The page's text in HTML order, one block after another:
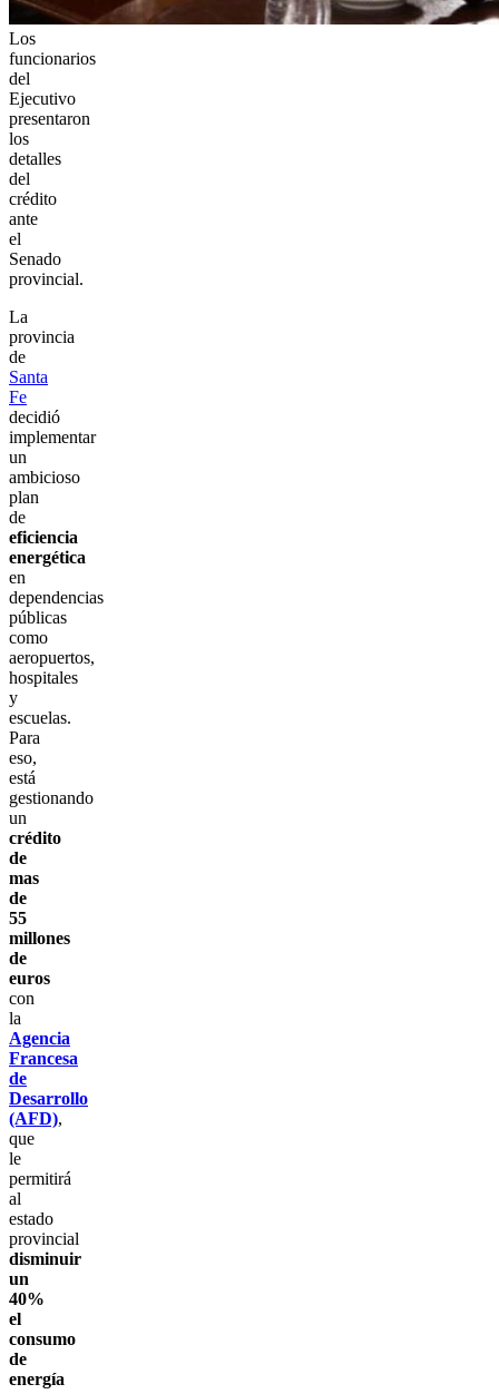
Los
funcionarios
del
Ejecutivo
presentaron
los
detalles
del
crédito
ante
el
Senado
provincial.
La
provincia
de
Santa
Fe
decidió
implementar
un
ambicioso
plan
de
eficiencia
energética
en
dependencias
públicas
como
aeropuertos,
hospitales
y
escuelas.
Para
eso,
está
gestionando
un
crédito
de
mas
de
55
millones
de
euros
con
la
Agencia
Francesa
de
Desarrollo
(AFD),
que
le
permitirá
al
estado
provincial
disminuir
un
40%
el
consumo
de
energía